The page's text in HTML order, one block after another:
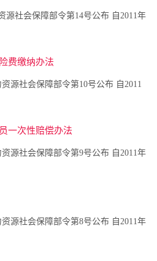
源社会保障部令第14号公布 自2011年
费缴纳办法
资源社会保障部令第10号公布 自2011
一次性赔偿办法
资源社会保障部令第9号公布 自2011年
资源社会保障部令第8号公布 自2011年